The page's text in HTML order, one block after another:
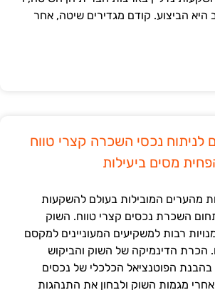
היא הביצוע. קודם מגדירים שיטה, אחר
לניתוח נכסי השכרה קצרי טווח
מסים ביעילות
מהערים המובילות בעולם להשקעות
השכרת נכסים קצרי טווח. השוק
רבות למשקיעים המעוניינים למקסם
הכרת הדינמיקה של השוק והביקוש
בהבנת הפוטנציאל הכלכלי של נכסים
מגמות השוק ולבחון את התנהגות